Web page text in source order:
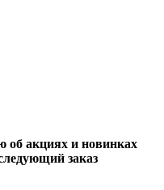
акциях и новинках
заказ